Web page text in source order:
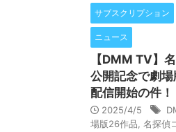
サブスクリプション
ニュース
【DMM TV】
公開記念で劇
配信開始の件！
2025/4/5
場版26作品 名探偵